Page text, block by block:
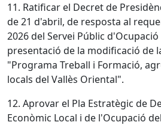
11. Ratificar el Decret de
de 21 d'abril, de resposta al
2026 del Servei Públic
presentació de la modificació de
"Programa Treball i Formació,
locals del Vallès Oriental".
12. Aprovar el Pla Estratègic de
Econòmic Local i de l'Ocupació